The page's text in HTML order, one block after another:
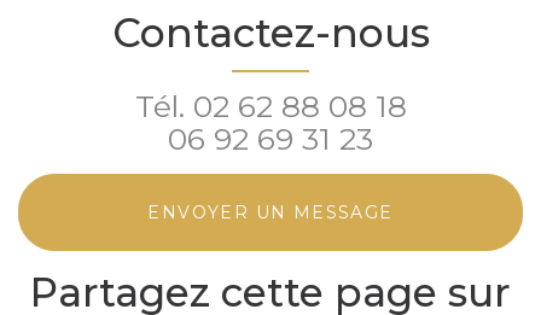
correction
Saint
& CAP
Métiers de
la Coiffure
session
2023/2024
Sa...
& Volume
Saint
Pierre
Contactez-nous
Tél. 02 62 88 08 18
06 92 69 31 23
ENVOYER UN MESSAGE
Partagez cette page sur